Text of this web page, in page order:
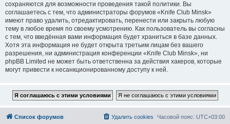
сохраняются для возможности проведения такой политики. Вы
соглашаетесь с тем, что администраторы форумов «Knife Club Minsk»
имеют право удалить, отредактировать, перенести или закрыть любую
тему в любое время по своему усмотрению. Как пользователь вы согласны
с тем, что введённая вами информация будет храниться в базе данных.
Хотя эта информация не будет открыта третьим лицам без вашего
разрешения, ни администрация конференции «Knife Club Minsk», ни
phpBB Limited не может быть ответственна за действия хакеров, которые
могут привести к несанкционированному доступу к ней.
Список форумов Часовой пояс: UTC+03:00
Удалить cookies